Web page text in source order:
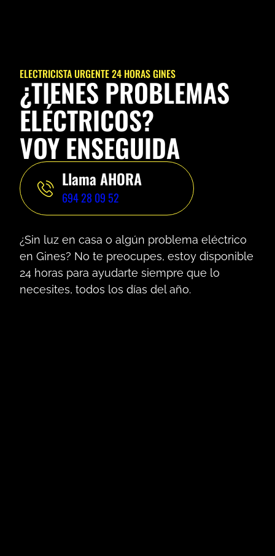
ELECTRICISTA URGENTE 24 HORAS GINES
¿TIENES PROBLEMAS
ELÉCTRICOS?
VOY ENSEGUIDA
Llama AHORA
694 28 09 52
¿Sin luz en casa o algún problema eléctrico
en Gines? No te preocupes, estoy disponible
24 horas para ayudarte siempre que lo
necesites, todos los días del año.